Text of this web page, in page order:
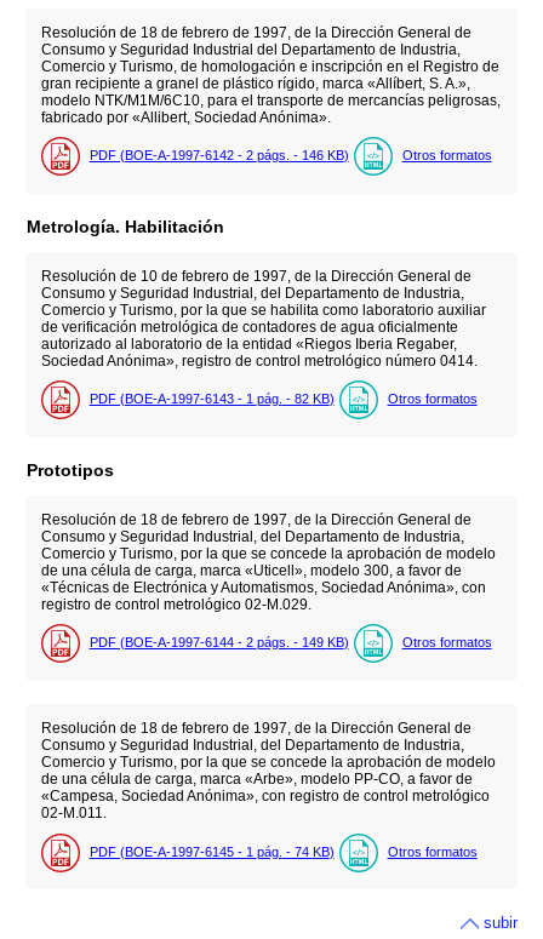
Resolución de 18 de febrero de 1997, de la Dirección General de
Consumo y Seguridad Industrial del Departamento de Industria,
Comercio y Turismo, de homologación e inscripción en el Registro de
gran recipiente a granel de plástico rígido, marca «Allíbert, S. A.»,
modelo NTK/M1M/6C10, para el transporte de mercancías peligrosas,
fabricado por «Allibert, Sociedad Anónima».
PDF (BOE-A-1997-6142 - 2 págs. - 146 KB) Otros formatos
Metrología. Habilitación
Resolución de 10 de febrero de 1997, de la Dirección General de
Consumo y Seguridad Industrial, del Departamento de Industria,
Comercio y Turismo, por la que se habilita como laboratorio auxiliar
de verificación metrológica de contadores de agua oficialmente
autorizado al laboratorio de la entidad «Riegos Iberia Regaber,
Sociedad Anónima», registro de control metrológico número 0414.
PDF (BOE-A-1997-6143 - 1 pág. - 82 KB) Otros formatos
Prototipos
Resolución de 18 de febrero de 1997, de la Dirección General de
Consumo y Seguridad Industrial, del Departamento de Industria,
Comercio y Turismo, por la que se concede la aprobación de modelo
de una célula de carga, marca «Uticell», modelo 300, a favor de
«Técnicas de Electrónica y Automatismos, Sociedad Anónima», con
registro de control metrológico 02-M.029.
PDF (BOE-A-1997-6144 - 2 págs. - 149 KB) Otros formatos
Resolución de 18 de febrero de 1997, de la Dirección General de
Consumo y Seguridad Industrial, del Departamento de Industria,
Comercio y Turismo, por la que se concede la aprobación de modelo
de una célula de carga, marca «Arbe», modelo PP-CO, a favor de
«Campesa, Sociedad Anónima», con registro de control metrológico
02-M.011.
PDF (BOE-A-1997-6145 - 1 pág. - 74 KB) Otros formatos
subir